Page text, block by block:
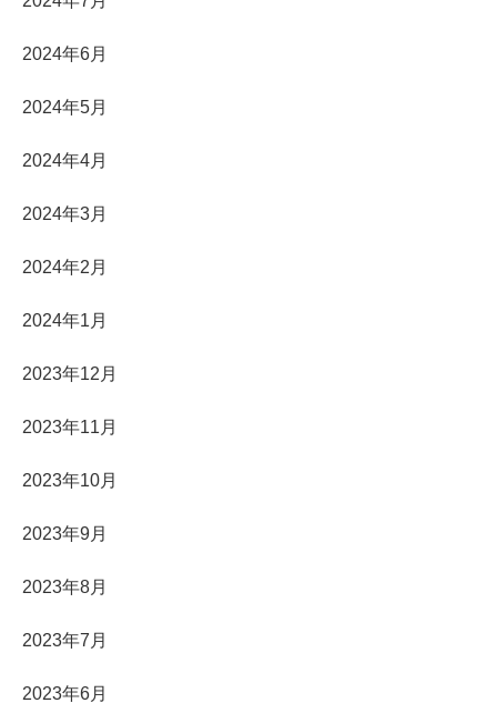
2024年6月
2024年5月
2024年4月
2024年3月
2024年2月
2024年1月
2023年12月
2023年11月
2023年10月
2023年9月
2023年8月
2023年7月
2023年6月